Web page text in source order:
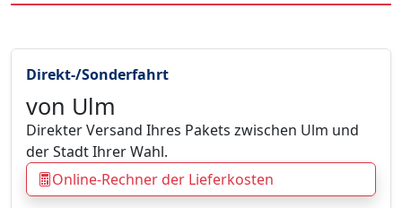
Direkt-/Sonderfahrt
von Ulm
Direkter Versand Ihres Pakets zwischen Ulm und
der Stadt Ihrer Wahl.
Online-Rechner der Lieferkosten